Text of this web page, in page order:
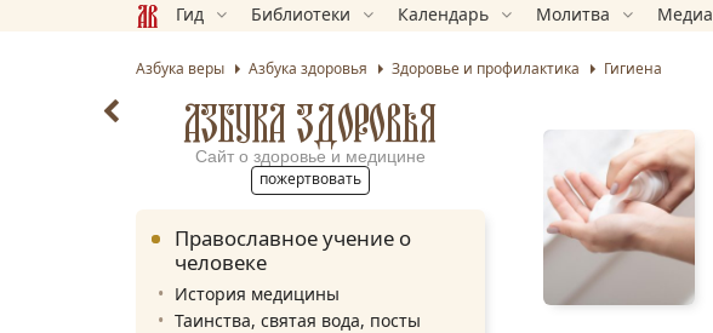
Гид Библиотеки Календарь Молитва Медиа
Азбука веры Азбука здоровья Здоровье и профилактика Гигиена
АЗБУКА ЗДОРОВЬЯ
Сайт о здоровье и медицине
пожертвовать
Православное учение о
человеке
История медицины
Таинства, святая вода, посты